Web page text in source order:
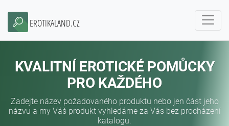
EROTIKALAND.CZ
KVALITNÍ EROTICKÉ POMŮCKY
PRO KAŽDÉHO
Zadejte název požadovaného produktu nebo jen část jeho
názvu a my Váš produkt vyhledáme za Vás bez procházení
katalogu.